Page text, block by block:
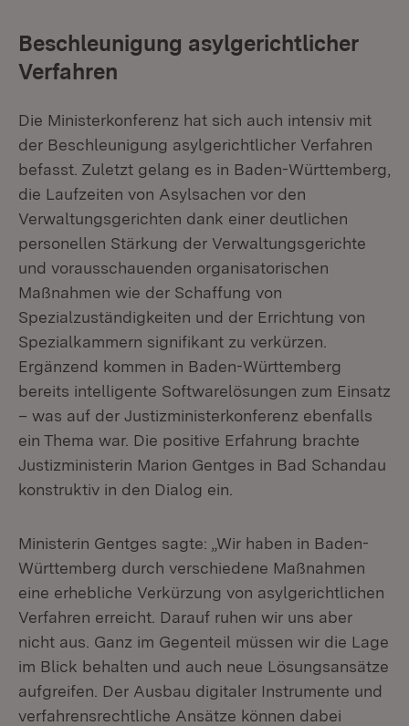
Beschleunigung asylgerichtlicher
Verfahren
Die Ministerkonferenz hat sich auch intensiv mit
der Beschleunigung asylgerichtlicher Verfahren
befasst. Zuletzt gelang es in Baden-Württemberg,
die Laufzeiten von Asylsachen vor den
Verwaltungsgerichten dank einer deutlichen
personellen Stärkung der Verwaltungsgerichte
und vorausschauenden organisatorischen
Maßnahmen wie der Schaffung von
Spezialzuständigkeiten und der Errichtung von
Spezialkammern signifikant zu verkürzen.
Ergänzend kommen in Baden-Württemberg
bereits intelligente Softwarelösungen zum Einsatz
– was auf der Justizministerkonferenz ebenfalls
ein Thema war. Die positive Erfahrung brachte
Justizministerin Marion Gentges in Bad Schandau
konstruktiv in den Dialog ein.
Ministerin Gentges sagte: „Wir haben in Baden-
Württemberg durch verschiedene Maßnahmen
eine erhebliche Verkürzung von asylgerichtlichen
Verfahren erreicht. Darauf ruhen wir uns aber
nicht aus. Ganz im Gegenteil müssen wir die Lage
im Blick behalten und auch neue Lösungsansätze
aufgreifen. Der Ausbau digitaler Instrumente und
verfahrensrechtliche Ansätze können dabei